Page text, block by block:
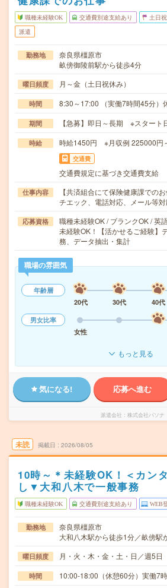
職種未経験OK 交通費別途支給あり 土日
派遣
勤務地
奈良県橿原市
畝傍御陵前駅から徒歩4分
曜日頻度 月～金（土日祝休み）
時間 8:30～17:00 （実働7時間45分）
期間 【急募】即日～長期 ※スタート
時給 時給1450円 ※月収例 225000円
交通費
交通費規定に基づき交通費支給
仕事内容
【共済組合にて保険健康課での
チエック、電話対応、メール等
応募資格
職種未経験OK / ブランクOK / 英
未経験OK！【活かせるご経験】
務、データ抽出・集計
職場の雰囲気
年齢層
20代
30代 40代
男女比率
女性
もっと見る
気になる! 応募へ進む
派遣会社 株式会社パソナ
未読 掲載日 2026/08/05
10時～＊未経験OK！＜カン
し▼大和八木で一般事務
職種未経験OK 交通費別途支給あり WEB
勤務地
奈良県橿原市
大和八木駅から徒歩1分／畝傍駅
曜日頻度 月・火・木・金・土・日／週5日
時間 10:00-18:00（休憩60分）実働7